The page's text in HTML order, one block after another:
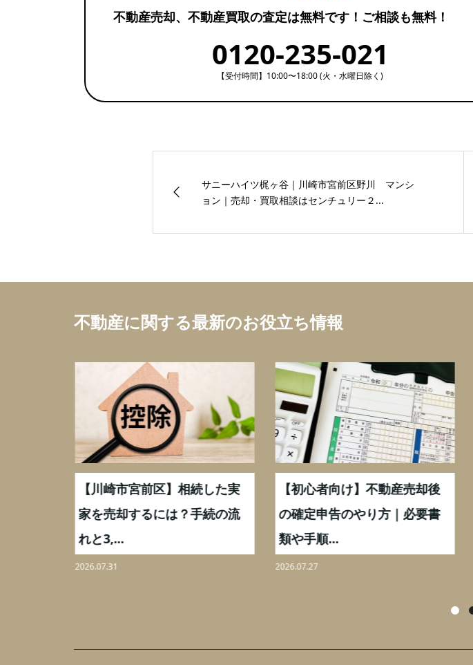
不動産売却、不動産買取の査定は無料です！ご相談も無料！
0120-235-021
【受付時間】10:00〜18:00 (火・水曜日除く)
サニーハイツ梶ヶ谷｜川崎市宮前区野川 マンシ
ョン｜売却・買取相談はセンチュリー２...
不動産に関する最新のお役立ち情報
【川崎市宮前区】相続した実
家を売却するには？手続の流
れと3,...
2026.07.31
【初心者向け】不動産売却後
の確定申告のやり方｜必要書
類や手順...
2026.07.27